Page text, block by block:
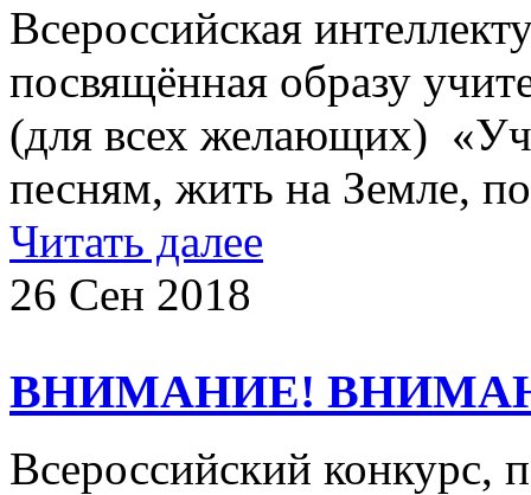
Всероссийская
посвящённая образу
(для всех желающих)
песням, жить на Земле,
Читать далее
26 Сен 2018
ВНИМАНИЕ!
Всероссийский конкурс,